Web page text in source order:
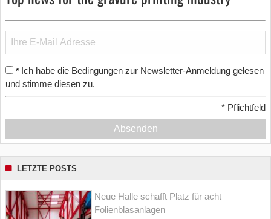
* Ich habe die Bedingungen zur Newsletter-Anmeldung gelesen
und stimme diesen zu.
* Pflichtfeld
Absenden
LETZTE POSTS
Neue Halle schafft Platz für acht
Folienblasanlagen